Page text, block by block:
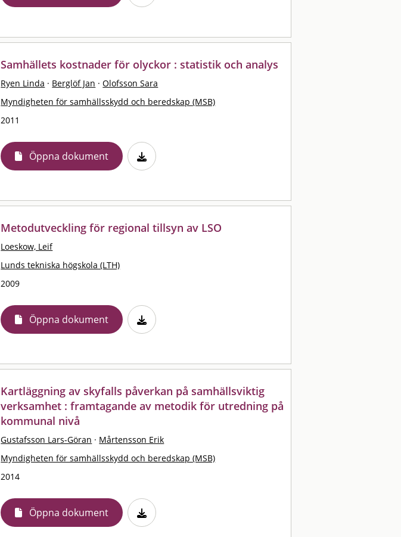
Samhällets kostnader för olyckor : statistik och analys
Ryen Linda · Berglöf Jan · Olofsson Sara
Myndigheten för samhällsskydd och beredskap (MSB)
2011
Öppna dokument
Metodutveckling för regional tillsyn av LSO
Loeskow, Leif
Lunds tekniska högskola (LTH)
2009
Öppna dokument
Kartläggning av skyfalls påverkan på samhällsviktig
verksamhet : framtagande av metodik för utredning på
kommunal nivå
Gustafsson Lars-Göran · Mårtensson Erik
Myndigheten för samhällsskydd och beredskap (MSB)
2014
Öppna dokument